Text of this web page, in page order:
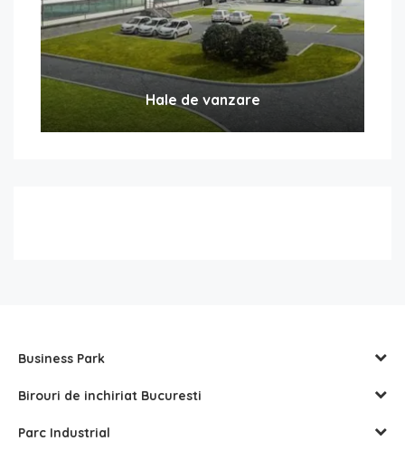
Hale de vanzare
Business Park
Birouri de inchiriat Bucuresti
Parc Industrial